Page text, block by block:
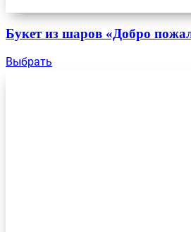
Букет из шаров «Добро
Выбрать